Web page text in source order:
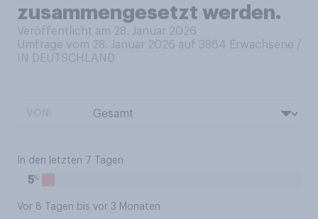
zusammengesetzt werden.
Veröffentlicht am 28. Januar 2026
Umfrage vom 28. Januar 2026 auf 3864 Erwachsene /
IN DEUTSCHLAND
In den letzten 7 Tagen
5%
Vor 8 Tagen bis vor 3 Monaten